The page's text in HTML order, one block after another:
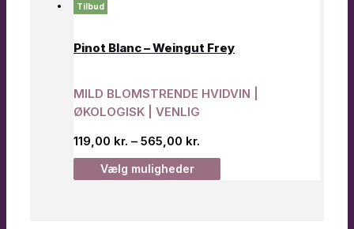
Tilbud
Pinot Blanc – Weingut Frey
119,00 kr. – 565,00 kr.
MILD BLOMSTRENDE HVIDVIN |
ØKOLOGISK | VENLIG
Vælg muligheder